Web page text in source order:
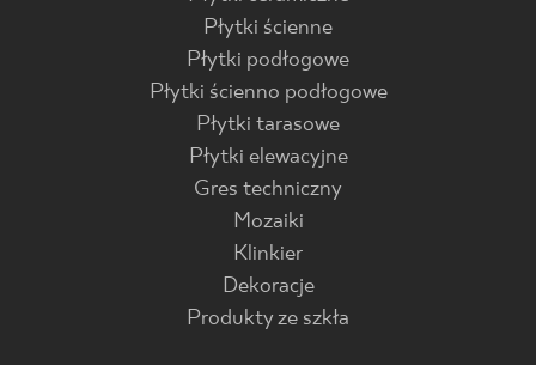
Płytki ścienne
Płytki podłogowe
Płytki ścienno podłogowe
Płytki tarasowe
Płytki elewacyjne
Gres techniczny
Mozaiki
Klinkier
Dekoracje
Produkty ze szkła